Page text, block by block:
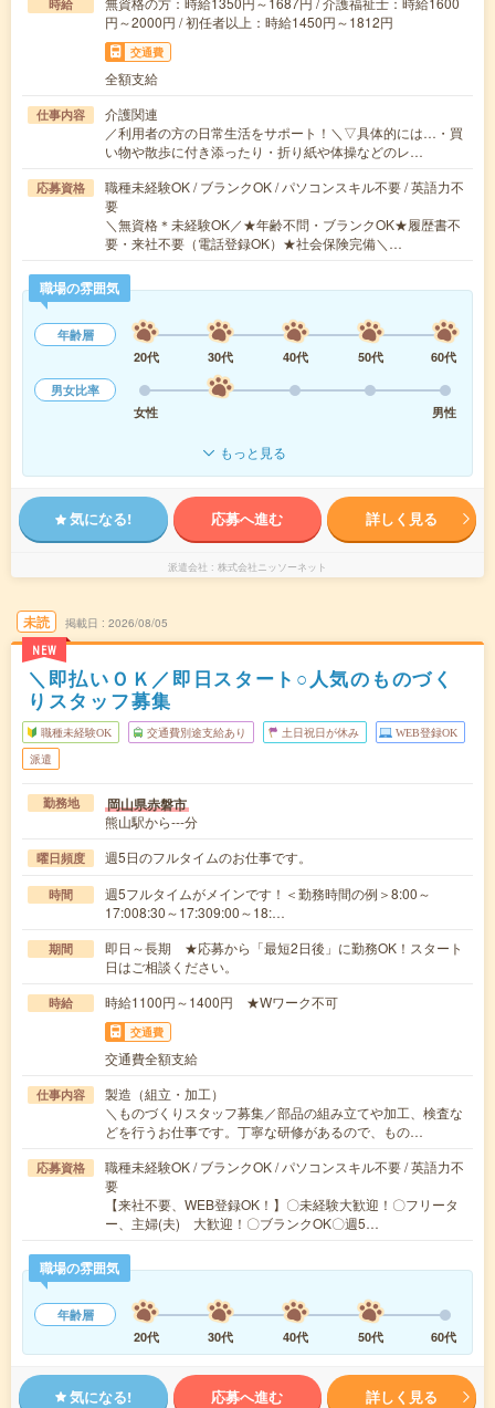
時給
円～2000円 / 初任者以上：時給1450円～1812円
交通費
全額支給
仕事内容
介護関連
／利用者の方の日常生活をサポート！＼▽具体的には…・買
い物や散歩に付き添ったり・折り紙や体操などのレ…
応募資格
職種未経験OK / ブランクOK / パソコンスキル不要 / 英語力不
要
＼無資格＊未経験OK／★年齢不問・ブランクOK★履歴書不
要・来社不要（電話登録OK）★社会保険完備＼…
職場の雰囲気
年齢層
20代
30代 40代 50代
60代
男女比率
女性
男性
もっと見る
気になる! 応募へ進む 詳しく見る
派遣会社 株式会社ニッソーネット
未読
NEW
掲載日 2026/08/05
＼即払いＯＫ／即日スタート○人気のものづく
りスタッフ募集
職種未経験OK 交通費別途支給あり 土日祝日が休み WEB登録OK
派遣
勤務地 岡山県赤磐市
熊山駅から---分
曜日頻度 週5日のフルタイムのお仕事です。
時間
週5フルタイムがメインです！＜勤務時間の例＞8:00～
17:008:30～17:309:00～18:…
期間
即日～長期 ★応募から「最短2日後」に勤務OK！スタート
日はご相談ください。
時給 時給1100円～1400円 ★Wワーク不可
交通費
交通費全額支給
仕事内容
製造（組立・加工）
＼ものづくりスタッフ募集／部品の組み立てや加工、検査な
どを行うお仕事です。丁寧な研修があるので、もの…
応募資格
職種未経験OK / ブランクOK / パソコンスキル不要 / 英語力不
要
【来社不要、WEB登録OK！】〇未経験大歓迎！〇フリータ
ー、主婦(夫) 大歓迎！〇ブランクOK〇週5…
職場の雰囲気
年齢層
20代
30代 40代 50代 60代
気になる! 応募へ進む 詳しく見る